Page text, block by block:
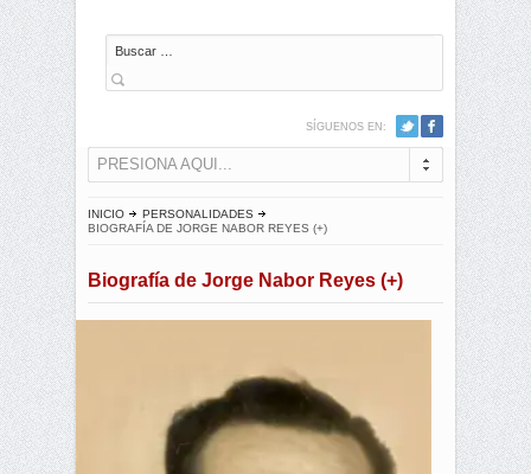
Buscar
SÍGUENOS EN:
PRESIONA AQUI...
INICIO
PERSONALIDADES
BIOGRAFÍA DE JORGE NABOR REYES (+)
Biografía de Jorge Nabor Reyes (+)